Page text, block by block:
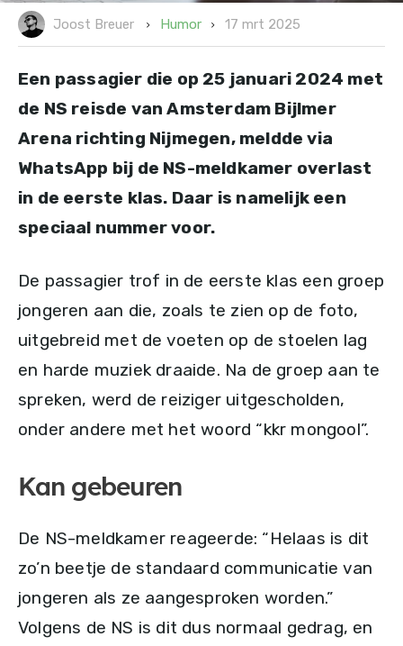
Joost Breuer Humor 17 mrt 2025
Een passagier die op 25 januari 2024 met
de NS reisde van Amsterdam Bijlmer
Arena richting Nijmegen, meldde via
WhatsApp bij de NS-meldkamer overlast
in de eerste klas. Daar is namelijk een
speciaal nummer voor.
De passagier trof in de eerste klas een groep
jongeren aan die, zoals te zien op de foto,
uitgebreid met de voeten op de stoelen lag
en harde muziek draaide. Na de groep aan te
spreken, werd de reiziger uitgescholden,
onder andere met het woord “kkr mongool”.
Kan gebeuren
De NS-meldkamer reageerde: “Helaas is dit
zo’n beetje de standaard communicatie van
jongeren als ze aangesproken worden.”
Volgens de NS is dit dus normaal gedrag, en